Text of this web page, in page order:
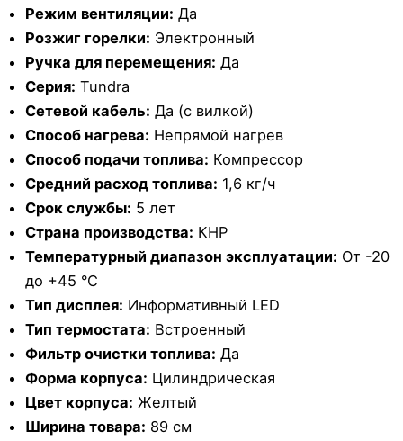
Режим вентиляции: Да
Розжиг горелки: Электронный
Ручка для перемещения: Да
Серия: Tundra
Сетевой кабель: Да (с вилкой)
Способ нагрева: Непрямой нагрев
Способ подачи топлива: Компрессор
Средний расход топлива: 1,6 кг/ч
Срок службы: 5 лет
Страна производства: КНР
Температурный диапазон эксплуатации: От -20
до +45 °С
Тип дисплея: Информативный LED
Тип термостата: Встроенный
Фильтр очистки топлива: Да
Форма корпуса: Цилиндрическая
Цвет корпуса: Желтый
Ширина товара: 89 см